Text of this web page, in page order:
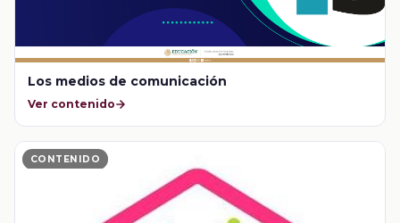
Los medios de comunicación
Ver contenido
CONTENIDO